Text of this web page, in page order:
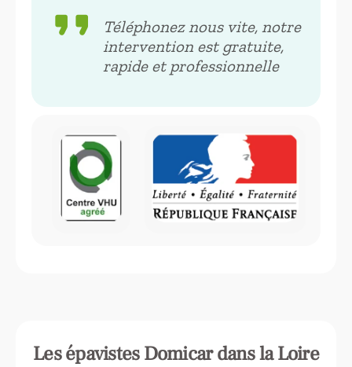
format_quote
Téléphonez nous vite, notre
intervention est gratuite,
rapide et professionnelle
Les épavistes Domicar dans la Loire